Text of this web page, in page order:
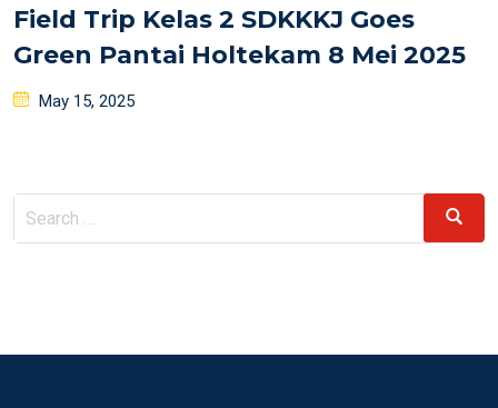
Field Trip Kelas 2 SDKKKJ Goes
Green Pantai Holtekam 8 Mei 2025
Posted
May 15, 2025
Search
Search